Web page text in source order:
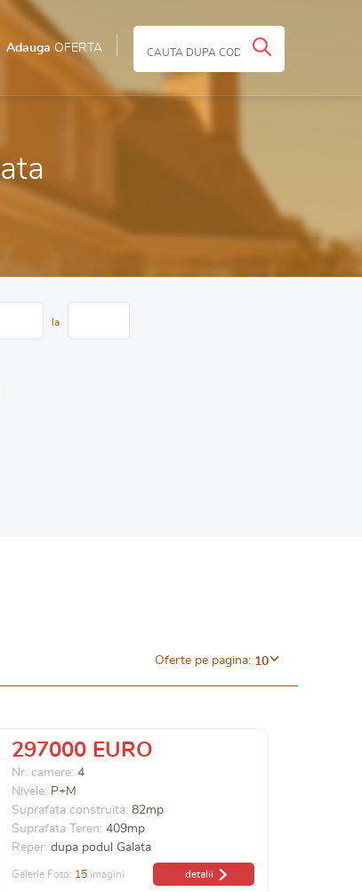
Adauga OFERTA
la
Oferte pe pagina: 10
297000 EURO
Nr. camere: 4
Nivele: P+M
Suprafata construita: 82mp
Suprafata Teren: 409mp
Reper: dupa podul Galata
Galerie Foto: 15 imagini detalii